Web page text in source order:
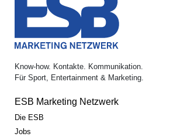
Know-how. Kontakte. Kommunikation.
Für Sport, Entertainment & Marketing.
ESB Marketing Netzwerk
Die ESB
Jobs